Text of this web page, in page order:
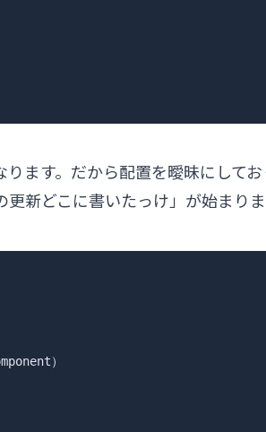
ます。だから配置を曖昧にして
新どこに書いたっけ」が始まり
）